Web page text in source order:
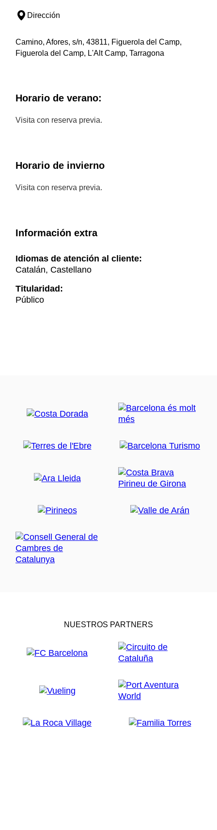
Dirección
Camino, Afores, s/n, 43811, Figuerola del Camp,
Figuerola del Camp, L'Alt Camp, Tarragona
Horario de verano:
Visita con reserva previa.
Horario de invierno
Visita con reserva previa.
Información extra
Idiomas de atención al cliente:
Catalán, Castellano
Titularidad:
Público
NUESTROS PARTNERS